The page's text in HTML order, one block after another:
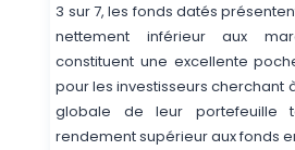
3 sur 7, les fonds datés
nettement inférieur aux
constituent une excellente
pour les investisseurs cherchant
globale de leur portefeuille
rendement supérieur aux fonds